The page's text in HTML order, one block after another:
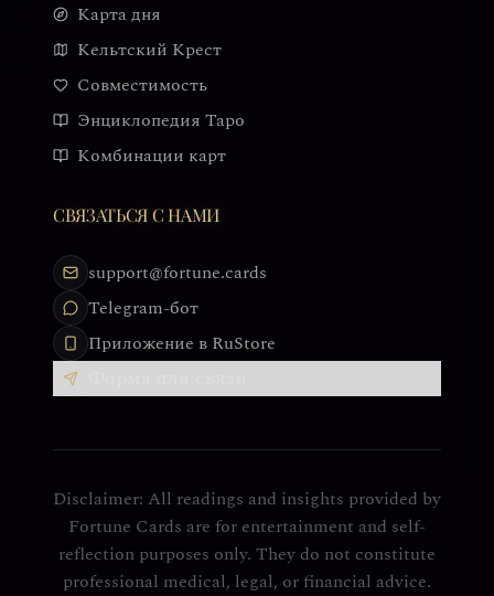
Карта дня
Кельтский Крест
Совместимость
Энциклопедия Таро
Комбинации карт
СВЯЗАТЬСЯ С НАМИ
support@fortune.cards
Telegram-бот
Приложение в RuStore
Disclaimer: All readings and insights provided by
Fortune Cards are for entertainment and self-
reflection purposes only. They do not constitute
professional medical, legal, or financial advice.